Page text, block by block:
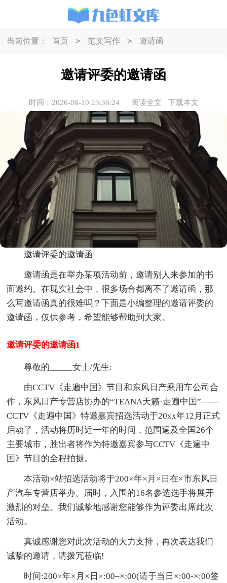
当前位置： 首页 > 范文写作 > 邀请函
邀请评委的邀请函
时间：2026-06-10 23:36:24 阅读全文 下载本文
邀请评委的邀请函
邀请函是在举办某项活动前，邀请别人来参加的书
面邀约。在现实社会中，很多场合都离不了邀请函，那
么写邀请函真的很难吗？下面是小编整理的邀请评委的
邀请函，仅供参考，希望能够帮助到大家。
邀请评委的邀请函1
尊敬的_____女士/先生:
由CCTV《走遍中国》节目和东风日产乘用车公司合
作，东风日产专营店协办的“TEANA天籁·走遍中国”——
CCTV《走遍中国》特邀嘉宾招选活动于20xx年12月正式
启动了，活动将历时近一年的时间，范围遍及全国26个
主要城市，胜出者将作为特邀嘉宾参与CCTV《走遍中
国》节目的全程拍摄。
本活动×站招选活动将于200×年×月×日在×市东风日
产汽车专营店举办。届时，入围的16名参选选手将展开
激烈的对垒。我们诚挚地感谢您能够作为评委出席此次
活动。
真诚感谢您对此次活动的大力支持，再次表达我们
诚挚的邀请，请拨冗莅临!
时间:200×年×月×日×:00–×:00(请于当日×:00-×:00签